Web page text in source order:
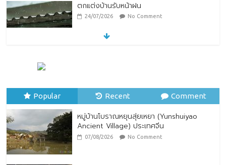
ตกแต่งบ้านรับหน้าฝน
24/07/2026 No Comment
Popular Recent Comment
หมู่บ้านโบราณหยุนสุ่ยเหยา (Yunshuiyao
Ancient Village) ประเทศจีน
07/08/2026 No Comment